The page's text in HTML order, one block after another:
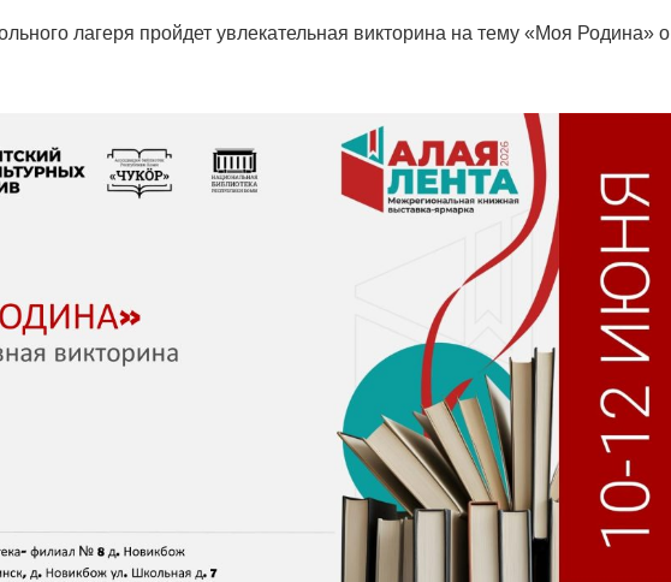
лагеря пройдет увлекательная викторина на тему «Моя Родина» о